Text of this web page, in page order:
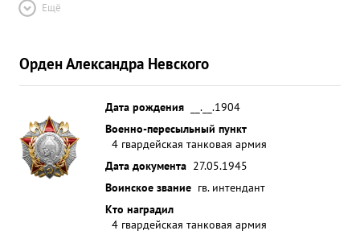
Ещё
Орден Александра Невского
Дата рождения
__.__.1904
Военно-пересыльный пункт
4 гвардейская танковая армия
Дата документа 27.05.1945
Воинское звание гв. интендант
Кто наградил
4 гвардейская танковая армия